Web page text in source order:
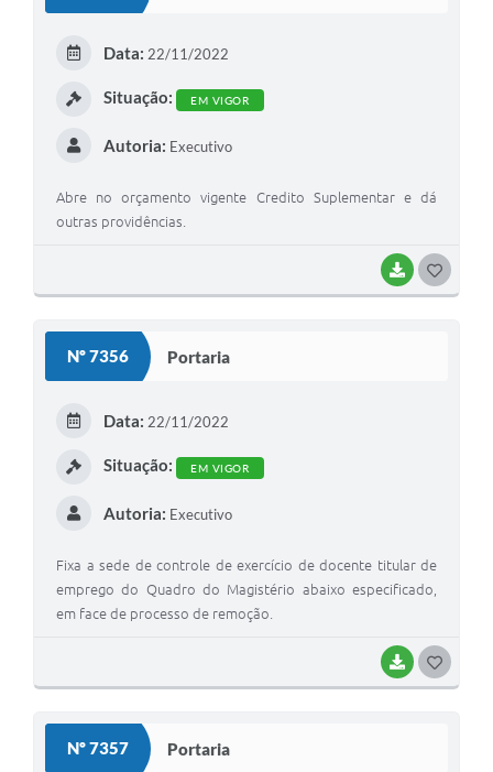
BAIXAR
Data: 22/11/2022
Situação: EM VIGOR
Autoria: Executivo
Abre no orçamento vigente Credito Suplementar e dá
outras providências.
Nº 7356 Portaria
BAIXAR
Data: 22/11/2022
Situação: EM VIGOR
Autoria: Executivo
Fixa a sede de controle de exercício de docente titular de
emprego do Quadro do Magistério abaixo especificado,
em face de processo de remoção.
Nº 7357 Portaria